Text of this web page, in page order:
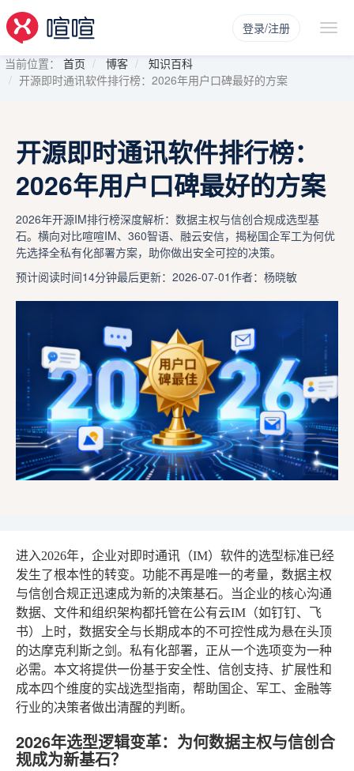
登录/注册
当前位置： 首页 博客
知识百科
开源即时通讯软件排行榜：2026年用户口碑最好的方案
开源即时通讯软件排行榜：
2026年用户口碑最好的方案
2026年开源IM排行榜深度解析：数据主权与信创合规成选型基
石。横向对比喧喧IM、360智语、融云安信，揭秘国企军工为何优
先选择全私有化部署方案，助你做出安全可控的决策。
预计阅读时间14分钟最后更新：2026-07-01作者：杨晓敏
进入2026年，企业对即时通讯（IM）软件的选型标准已经
发生了根本性的转变。功能不再是唯一的考量，数据主权
与信创合规正迅速成为新的决策基石。当企业的核心沟通
数据、文件和组织架构都托管在公有云IM（如钉钉、飞
书）上时，数据安全与长期成本的不可控性成为悬在头顶
的达摩克利斯之剑。私有化部署，正从一个选项变为一种
必需。本文将提供一份基于安全性、信创支持、扩展性和
成本四个维度的实战选型指南，帮助国企、军工、金融等
行业的决策者做出清醒的判断。
2026年选型逻辑变革：为何数据主权与信创合
规成为新基石？